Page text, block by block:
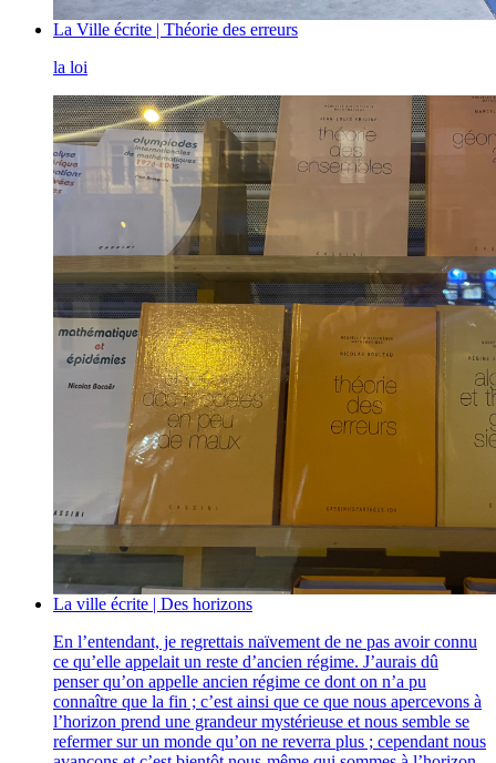
La Ville écrite | Théorie des erreurs
la loi
La ville écrite | Des horizons
En l’entendant, je regrettais naïvement de ne pas avoir connu
ce qu’elle appelait un reste d’ancien régime. J’aurais dû
penser qu’on appelle ancien régime ce dont on n’a pu
connaître que la fin ; c’est ainsi que ce que nous apercevons à
l’horizon prend une grandeur mystérieuse et nous semble se
refermer sur un monde qu’on ne reverra plus ; cependant nous